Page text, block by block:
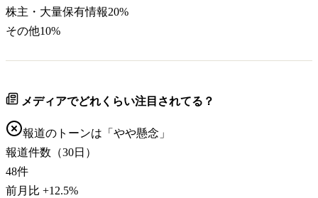
株主・大量保有情報20%
その他10%
メディアでどれくらい注目されてる？
報道のトーンは「 やや懸念 」
報道件数（30日）
48件
前月比 +12.5%